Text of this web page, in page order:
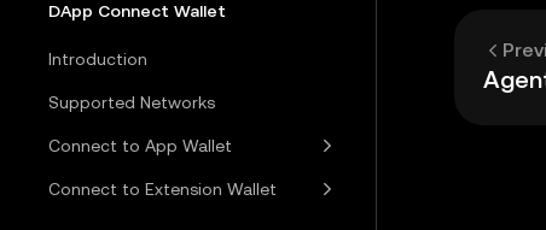
DApp Connect Wallet
Introduction
Supported Networks
Connect to App Wallet
Connect to Extension Wallet